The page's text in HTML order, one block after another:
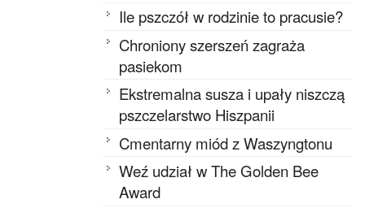
Ile pszczół w rodzinie to pracusie?
Chroniony szerszeń zagraża
pasiekom
Ekstremalna susza i upały niszczą
pszczelarstwo Hiszpanii
Cmentarny miód z Waszyngtonu
Weź udział w The Golden Bee
Award